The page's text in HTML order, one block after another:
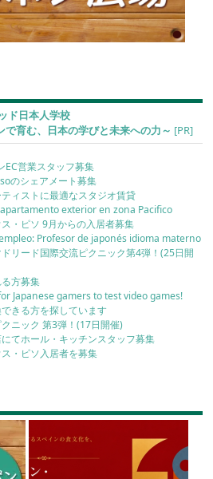
ド日本人学校
で育む、日本の学びと未来への力～ [PR]
EC営業スタッフ募集
のシェアメート募集
ィストに最適なスタジオ賃貸
exterior en zona Pacifico
・ピソ 9月からの入居者募集
Profesor de japonés idioma materno
リード国際交流ピクニック第4弾！(25日開
方募集
Japanese gamers to test video games!
きる方を探しています
ニック 第3弾！(17日開催)
てホール・キッチンスタッフ募集
・ピソ入居者を募集